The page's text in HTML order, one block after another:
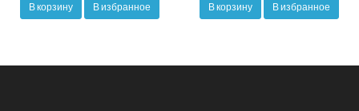
В корзину В избранное В корзину В избранное